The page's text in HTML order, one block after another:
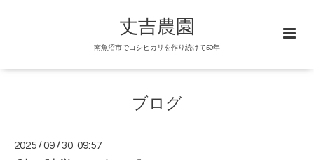
丈吉農園
南魚沼市でコシヒカリを作り続けて50年
ブログ
2025 /09 /30 09:57